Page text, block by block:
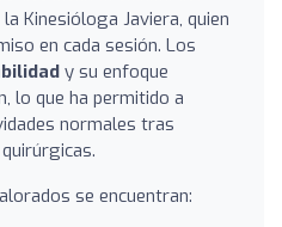
Kinesióloga Javiera, quien
en cada sesión. Los
y su enfoque
lo que ha permitido a
normales tras
se encuentran: